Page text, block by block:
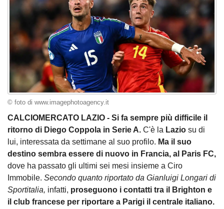
© foto di www.imagephotoagency.it
CALCIOMERCATO LAZIO - Si fa sempre più difficile il
ritorno di Diego Coppola in Serie A. C'è la Lazio su di
lui, interessata da settimane al suo profilo. Ma il suo
destino sembra essere di nuovo in Francia, al Paris FC,
dove ha passato gli ultimi sei mesi insieme a Ciro
Immobile. Secondo quanto riportato da Gianluigi Longari di
Sportitalia, infatti, proseguono i contatti tra il Brighton e
il club francese per riportare a Parigi il centrale italiano.